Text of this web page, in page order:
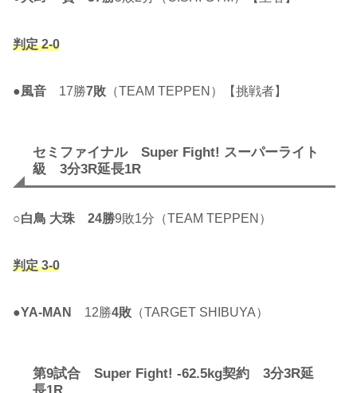
判定 2-0
風音 17勝7敗 （TEAM TEPPEN）【挑戦者】
セミファイナル Super Fight! スーパーライト
級 3分3R延長1R
白鳥 大珠 24勝9敗1分（TEAM TEPPEN）
判定 3-0
YA-MAN 12勝4敗 （TARGET SHIBUYA）
第9試合 Super Fight! -62.5kg契約 3分3R延
長1R